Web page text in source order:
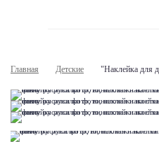
Главная Детские "Наклейка для